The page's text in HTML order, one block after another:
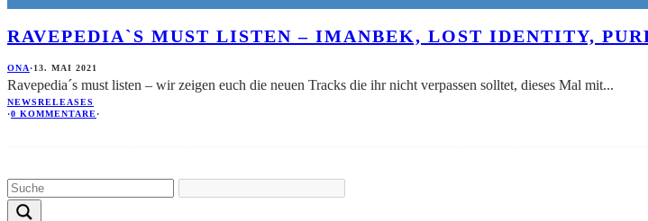
RAVEPEDIA`S MUST LISTEN – IMANBEK, LOST IDENTITY,
ONA·13. MAI 2021
Ravepedia´s must listen – wir zeigen euch die neuen Tracks die ihr nicht verpassen solltet, dieses Mal mit...
NEWSRELEASES
·0 KOMMENTARE·